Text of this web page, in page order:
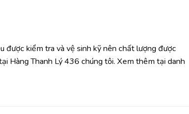
được kiểm tra và vệ sinh kỹ nên chất lượng được
Hàng Thanh Lý 436 chúng tôi. Xem thêm tại danh